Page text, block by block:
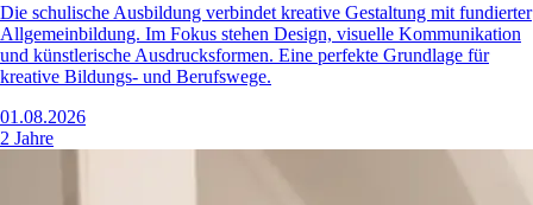
Die schulische Ausbildung verbindet kreative Gestaltung mit fundierter
Allgemeinbildung. Im Fokus stehen Design, visuelle Kommunikation
und künstlerische Ausdrucksformen. Eine perfekte Grundlage für
kreative Bildungs- und Berufswege.
01.08.2026
2 Jahre